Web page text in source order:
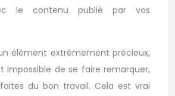
le contenu publié par vos
élément extrêmement précieux,
impossible de se faire remarquer,
du bon travail. Cela est vrai